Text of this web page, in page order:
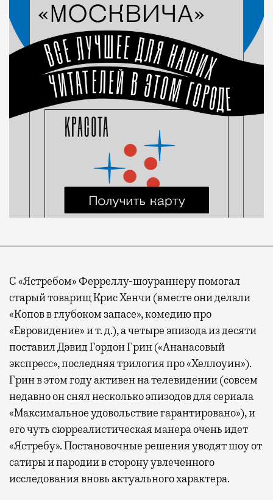
С «Ястребом» Ферреллу-шоураннеру помогал
старый товарищ Крис Хенчи (вместе они делали
«Копов в глубоком запасе», комедию про
«Евровидение» и т. д.), а четыре эпизода из десяти
поставил Дэвид Гордон Грин («Ананасовый
экспресс», последняя трилогия про «Хеллоуин»).
Грин в этом году активен на телевидении (совсем
недавно он снял несколько эпизодов для сериала
«Максимальное удовольствие гарантировано»), и
его чуть сюрреалистическая манера очень идет
«Ястребу». Постановочные решения уводят шоу от
сатиры и пародии в сторону увлеченного
исследования вновь актуального характера.